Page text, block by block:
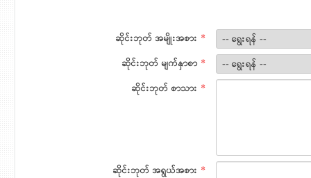
ဆိုင်းဘုတ် အမျိုးအစား *
ဆိုင်းဘုတ် မျက်နှာစာ *
ဆိုင်းဘုတ် စာသား *
ဆိုင်းဘုတ် အရွယ်အစား *